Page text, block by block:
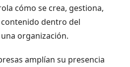
cómo se crea, gestiona,
dentro del
organización.
amplían su presencia